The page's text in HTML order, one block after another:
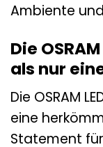
Ambiente
Die OSRAM
als nur
Die OSRAM
eine
Statement